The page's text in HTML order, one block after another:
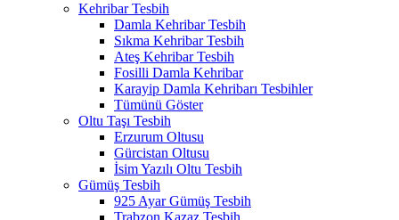
Kehribar Tesbih
Damla Kehribar Tesbih
Sıkma Kehribar Tesbih
Ateş Kehribar Tesbih
Fosilli Damla Kehribar
Karayip Damla Kehribarı Tesbihler
Tümünü Göster
Oltu Taşı Tesbih
Erzurum Oltusu
Gürcistan Oltusu
İsim Yazılı Oltu Tesbih
Gümüş Tesbih
925 Ayar Gümüş Tesbih
Trabzon Kazaz Tesbih